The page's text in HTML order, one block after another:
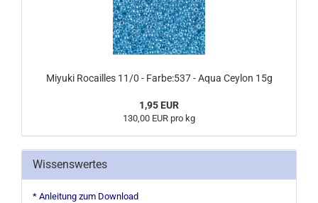
Miyuki Rocailles 11/0 - Farbe:537 - Aqua Ceylon 15g
1,95 EUR
130,00 EUR pro kg
Wissenswertes
* Anleitung zum Download